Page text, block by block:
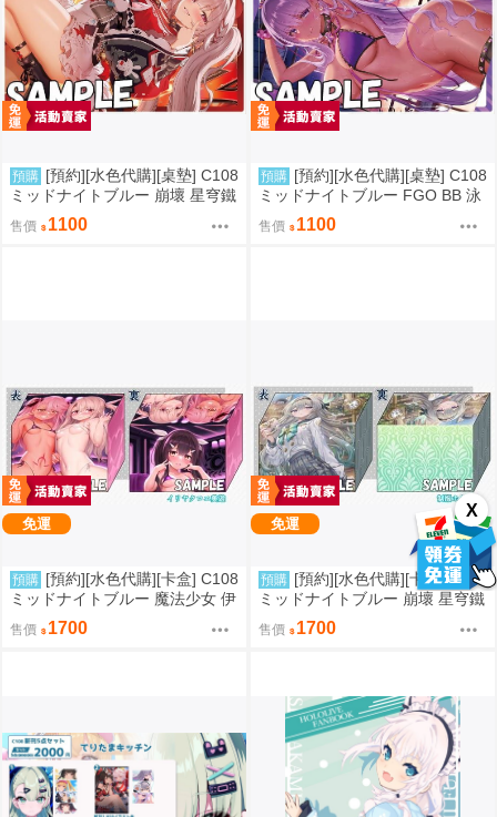
X
預購 [預約][水色代購][桌墊] C108
ミッドナイトブルー 崩壞 星穹鐵
道 火花
售價 1100
預購 [預約][水色代購][桌墊] C108
ミッドナイトブルー FGO BB 泳
售價 1100
免運
預購 [預約][水色代購][卡盒] C108
ミッドナイトブルー 魔法少女 伊
莉雅&美遊&克洛伊
售價 1700
免運
預購 [預約][水色代購][卡盒] C108
ミッドナイトブルー 崩壞 星穹鐵
道 流螢
售價 1700